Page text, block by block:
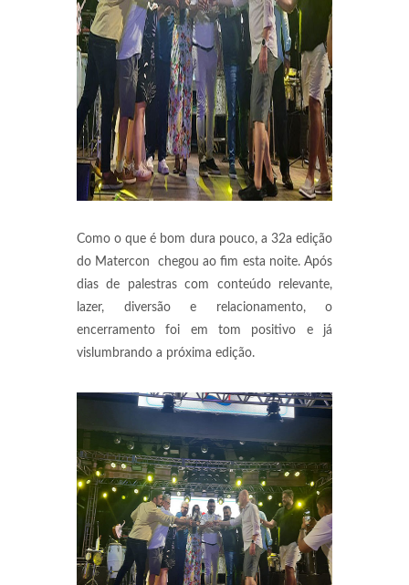
Como o que é bom dura pouco, a 32a edição
do Matercon chegou ao fim esta noite. Após
dias de palestras com conteúdo relevante,
lazer, diversão e relacionamento, o
encerramento foi em tom positivo e já
vislumbrando a próxima edição.